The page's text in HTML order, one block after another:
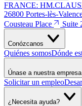
FRANCE:
26800 Portes-lès-
Cousteau Place
Suite
Conózcanos
Quiénes somosDónde
Únase a nuestra empresa
Solicitar un empleo
¿Necesita ayuda?